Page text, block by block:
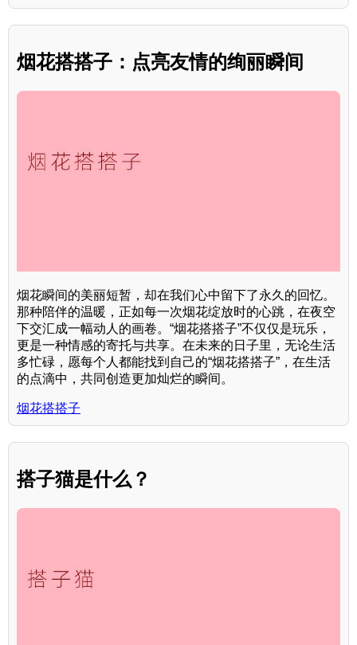
烟花搭搭子：点亮友情的绚丽瞬间
烟花瞬间的美丽短暂，却在我们心中留下了永久的回忆。
那种陪伴的温暖，正如每一次烟花绽放时的心跳，在夜空
下交汇成一幅动人的画卷。“烟花搭搭子”不仅仅是玩乐，
更是一种情感的寄托与共享。在未来的日子里，无论生活
多忙碌，愿每个人都能找到自己的“烟花搭搭子”，在生活
的点滴中，共同创造更加灿烂的瞬间。
烟花搭搭子
搭子猫是什么？